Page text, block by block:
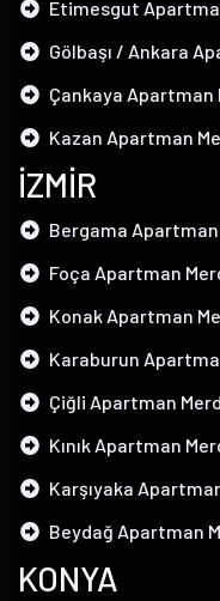
Etimesgut
Gölbaşı / Ankara
Çankaya Apartman
Kazan Apartman
İZMİR
Bergama
Foça Apartman
Konak Apartman
Karaburun
Çiğli Apartman
Kınık Apartman
Karşıyaka
Beydağ Apartman
KONYA